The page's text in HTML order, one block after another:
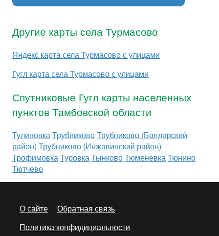
Другие карты села Турмасово
Яндекс карта села Турмасово с улицами
Гугл карта села Турмасово с улицами
Спутниковые Гугл карты населенных
пунктов Тамбовской области
Тулиновка ТрубниковоТрубниково (Бондарский
район) Трубниково (Инжавинский район)
Трофимовка Туровка ТынковоТюменевка Тюнино
Тютчево
О сайте
Обратная связь
Политика конфидициальности